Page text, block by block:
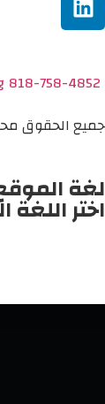
818-758-4852
جميع الحقوق
لغة
اختر